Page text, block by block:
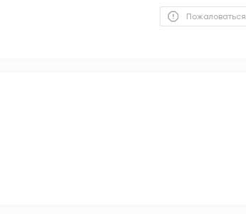
Пожаловаться